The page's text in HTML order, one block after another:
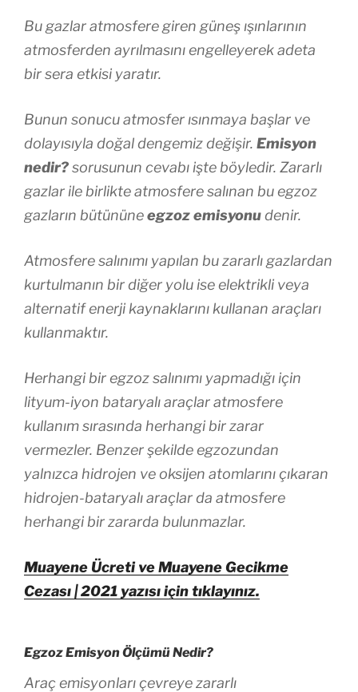
Bu gazlar atmosfere giren güneş ışınlarının
atmosferden ayrılmasını engelleyerek adeta
bir sera etkisi yaratır.
Bunun sonucu atmosfer ısınmaya başlar ve
dolayısıyla doğal dengemiz değişir. Emisyon
nedir?sorusunun cevabı işte böyledir. Zararlı
gazlar ile birlikte atmosfere salınan bu egzoz
gazların bütününeegzoz emisyonudenir.
Atmosfere salınımı yapılan bu zararlı gazlardan
kurtulmanın bir diğer yolu ise elektrikli veya
alternatif enerji kaynaklarını kullanan araçları
kullanmaktır.
Herhangi bir egzoz salınımı yapmadığı için
lityum-iyon bataryalı araçlar atmosfere
kullanım sırasında herhangi bir zarar
vermezler. Benzer şekilde egzozundan
yalnızca hidrojen ve oksijen atomlarını çıkaran
hidrojen-bataryalı araçlar da atmosfere
herhangi bir zararda bulunmazlar.
Muayene Ücreti ve Muayene Gecikme
Cezası | 2021 yazısı için tıklayınız.
Egzoz Emisyon Ölçümü Nedir?
Araç emisyonları çevreye zararlı